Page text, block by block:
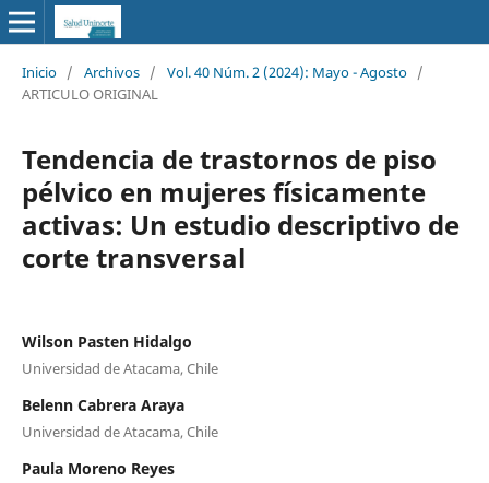
Inicio / Archivos / Vol. 40 Núm. 2 (2024): Mayo - Agosto /
ARTICULO ORIGINAL
Tendencia de trastornos de piso
pélvico en mujeres físicamente
activas: Un estudio descriptivo de
corte transversal
Wilson Pasten Hidalgo
Universidad de Atacama, Chile
Belenn Cabrera Araya
Universidad de Atacama, Chile
Paula Moreno Reyes